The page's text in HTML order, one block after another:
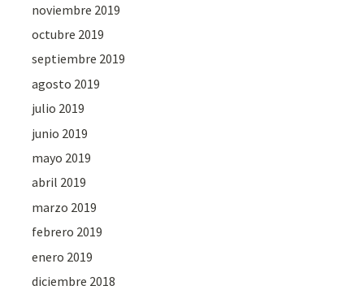
noviembre 2019
octubre 2019
septiembre 2019
agosto 2019
julio 2019
junio 2019
mayo 2019
abril 2019
marzo 2019
febrero 2019
enero 2019
diciembre 2018